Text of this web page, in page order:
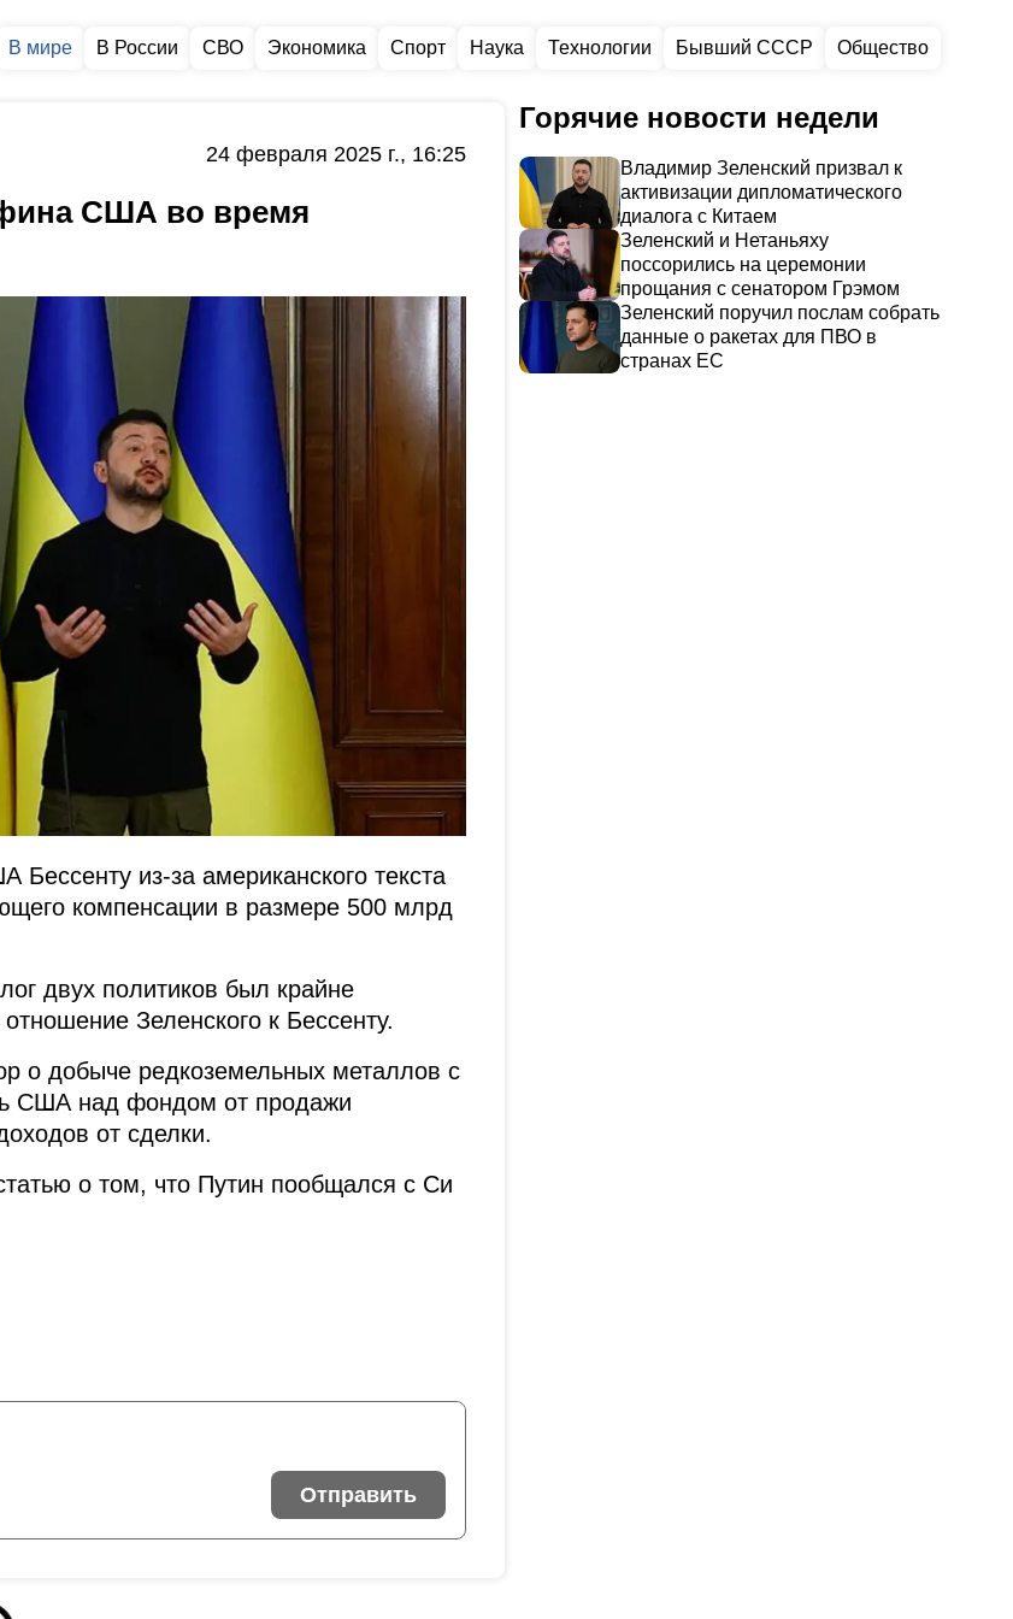
В мире В России СВО Экономика Спорт Наука Технологии Бывший СССР Общество
24 февраля 2025 г., 16:25
США во время
из-за американского текста
компенсации в размере 500 млрд
двух политиков был крайне
Зеленского к Бессенту.
о добыче редкоземельных металлов с
США над фондом от продажи
от сделки.
о том, что Путин пообщался с Си
Отправить
Горячие новости недели
Владимир Зеленский призвал к
активизации дипломатического
диалога с Китаем
Зеленский и Нетаньяху
поссорились на церемонии
прощания с сенатором Грэмом
Зеленский поручил послам собрать
данные о ракетах для ПВО в
странах ЕС